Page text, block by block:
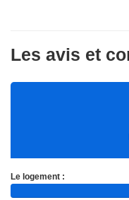
Les avis et
Le logement :